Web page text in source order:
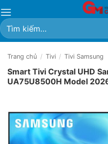
qua
nội
dung
Tìm
kiếm:
Trang chủ / Tivi / Tivi Samsung
Smart Tivi Crystal UHD
UA75U8500H Model